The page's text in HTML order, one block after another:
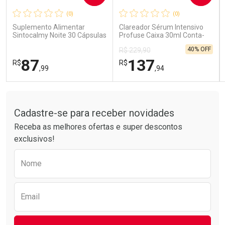
Comprar sem Desconto
Por R$ 85,99/cada
Comprar sem Desconto
Por R$ 85,99/cada
Comprar sem Desconto
Por R$ 41,99/cada
Comprar sem Desconto
Por R$ 41,99/cada
(0)
Suplemento Alimentar
Sintocalmy Noite 30 Cápsulas
R$87,99
Laboratório
Por Menos
(0)
Clareador Sérum Intensivo
Profuse Caixa 30ml Conta-
R$ 229,90
R$137,94
40% OFF
Laboratório
Por Menos
Cadastre-se para receber novidades
Receba as melhores ofertas e super descontos
exclusivos!
Nome
Email